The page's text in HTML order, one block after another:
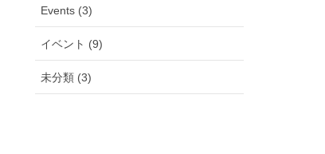
Events (3)
イベント (9)
未分類 (3)